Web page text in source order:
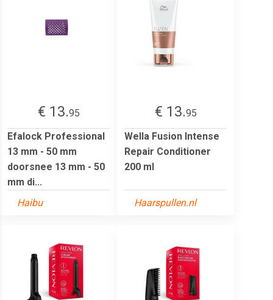
€ 13.95
Efalock Professional
13 mm - 50 mm
doorsnee 13 mm - 50
mm di...
Haibu
€ 13.95
Wella Fusion Intense
Repair Conditioner
200 ml
Haarspullen.nl